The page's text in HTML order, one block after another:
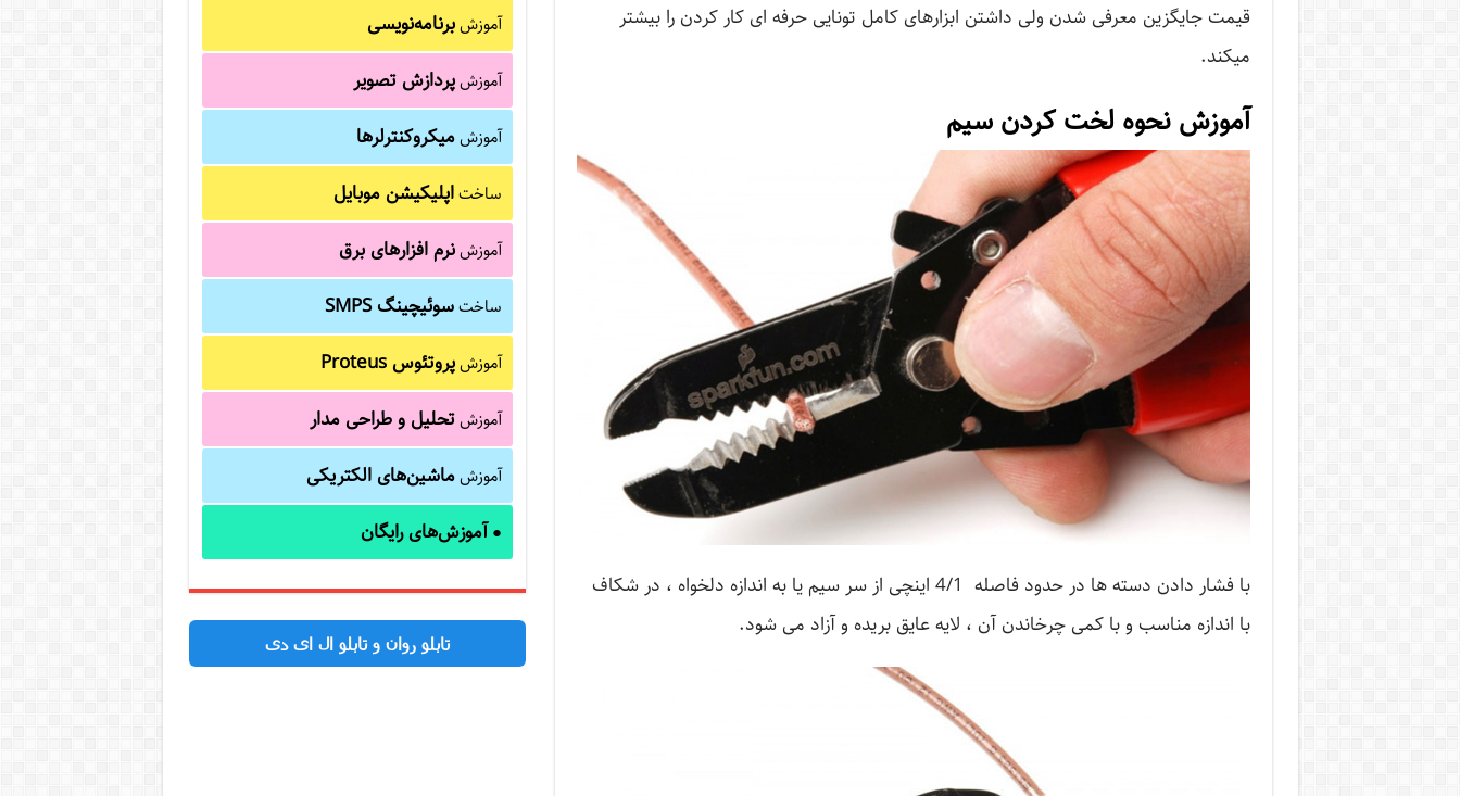
قیمت جایگزین معرفی شدن ولی داشتن ابزارهای کامل تونایی حرفه ای کار کردن را بیشتر
میکند.
آموزش نحوه لخت کردن سیم
با فشار دادن دسته ها در حدود فاصله 4/1 اینچی از سر سیم یا به اندازه دلخواه ، در شکاف
با اندازه مناسب و با کمی چرخاندن آن ، لایه عایق بریده و آزاد می شود.
آموزشبرنامه‌نویسی
آموزشپردازش تصویر
آموزشمیکروکنترلرها
ساختاپلیکیشن موبایل
آموزشنرم افزارهای برق
ساختسوئیچینگ SMPS
آموزشپروتئوس Proteus
آموزشتحلیل و طراحی مدار
آموزشماشین‌های الکتریکی
●آموزش‌های رایگان
تابلو روان و تابلو ال ای دی